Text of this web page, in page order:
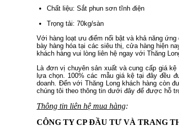
Chất liệu: Sắt phun sơn tĩnh điện
Trọng tải: 70kg/sàn
Với hàng loạt ưu điểm nổi bật và khả năng
bày hàng hóa tại các siêu thị, cửa hàng hiện
khách hàng vui lòng liên hệ ngay với Thăng
Là đơn vị chuyên sản xuất và cung cấp giá
lựa chọn. 100% các mẫu giá kệ tại đây đều
doanh. Đến với Thăng Long khách hàng còn
chúng tôi theo thông tin dưới đây để được hỗ
Thông tin liên hệ mua hàng:
CÔNG TY CP ĐẦU TƯ VÀ TRANG